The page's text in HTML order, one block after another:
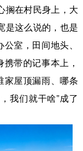
溯源中国
悦读
网 上市公司
搁在村民身上，大
是这么说的，也是
室，田间地头、
带的记事本上，
家屋顶漏雨、哪条
我们就干啥”成了